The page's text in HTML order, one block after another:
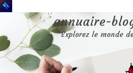
Aller
au
annuaire-
Explorez le monde